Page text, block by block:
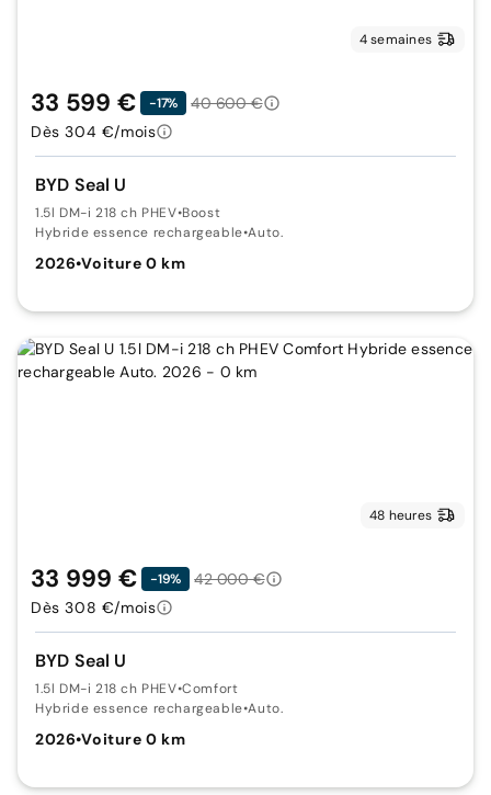
4 semaines
BYD Seal U
1.5l DM-i 218 ch PHEV•Boost
Hybride essence rechargeable•Auto.
2026•Voiture 0 km
33 599 € -17%
40 600 €
Dès 304 €/mois
48 heures
BYD Seal U
1.5l DM-i 218 ch PHEV•Comfort
Hybride essence rechargeable•Auto.
2026•Voiture 0 km
33 999 € -19%
42 000 €
Dès 308 €/mois